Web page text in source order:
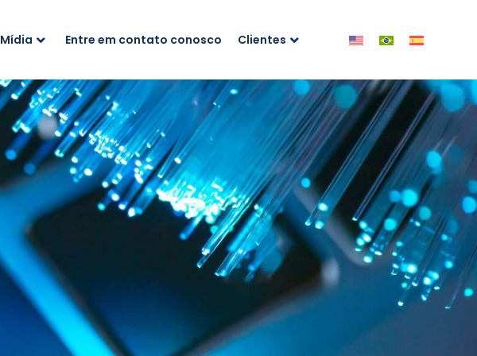
Mídia Entre em contato conosco Clientes